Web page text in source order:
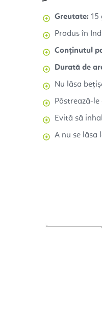
Greutate: 15
Produs în
Conținutul
Durată de
Nu lăsa
Păstrează-
Evită să
A nu se lăsa